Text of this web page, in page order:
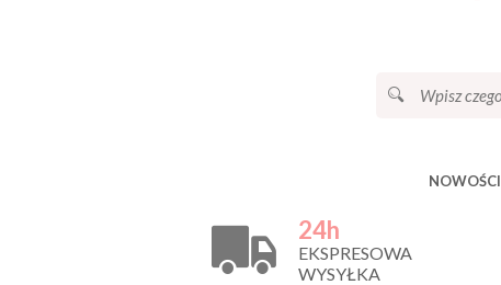
NOWOŚCI
24h
EKSPRESOWA
WYSYŁKA